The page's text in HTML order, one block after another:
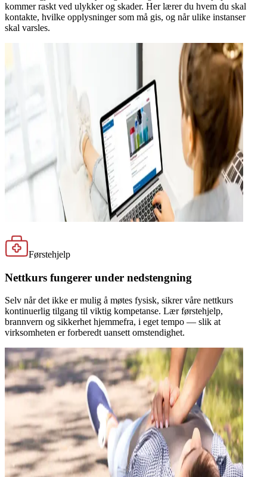
kommer raskt ved ulykker og skader. Her lærer du hvem du skal
kontakte, hvilke opplysninger som må gis, og når ulike instanser
skal varsles.
Førstehjelp
Nettkurs fungerer under nedstengning
Selv når det ikke er mulig å møtes fysisk, sikrer våre nettkurs
kontinuerlig tilgang til viktig kompetanse. Lær førstehjelp,
brannvern og sikkerhet hjemmefra, i eget tempo — slik at
virksomheten er forberedt uansett omstendighet.